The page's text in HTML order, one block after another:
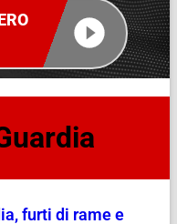
furti di rame e